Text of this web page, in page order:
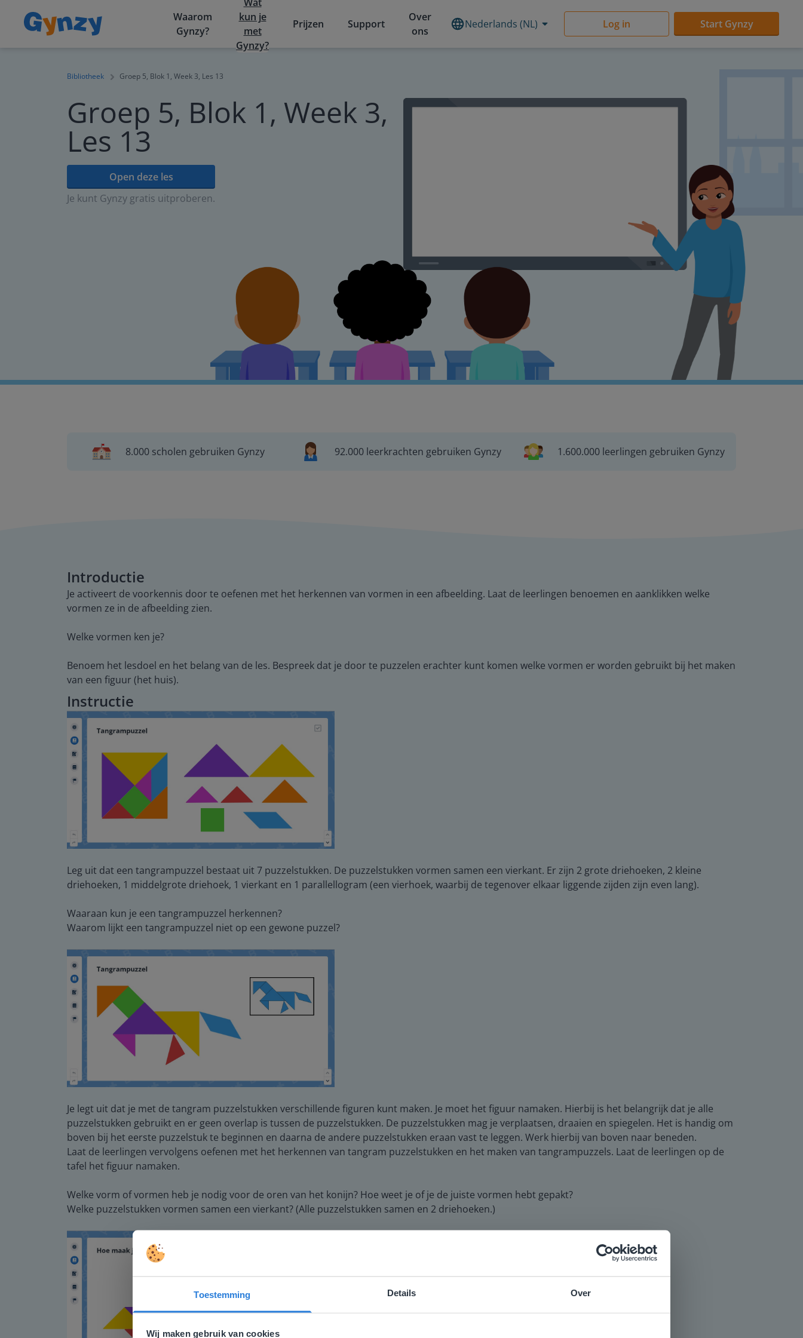
Toestemming Details Over
Wij maken gebruik van cookies
Waarom
Gynzy?
kun je
met
Gynzy?
Prijzen Support
Over
ons
Nederlands (NL) Log in Start Gynzy
Bibliotheek Groep 5, Blok 1, Week 3, Les 13
Groep 5, Blok 1, Week 3,
Les 13
Open deze les
Je kunt Gynzy gratis uitproberen.
8.000 scholen gebruiken Gynzy 92.000 leerkrachten gebruiken Gynzy 1.600.000 leerlingen gebruiken Gynzy
Introductie
Je activeert de voorkennis door te oefenen met het herkennen van vormen in een afbeelding. Laat de leerlingen benoemen en aanklikken welke
vormen ze in de afbeelding zien.
Welke vormen ken je?
Benoem het lesdoel en het belang van de les. Bespreek dat je door te puzzelen erachter kunt komen welke vormen er worden gebruikt bij het maken
van een figuur (het huis).
Instructie
Leg uit dat een tangrampuzzel bestaat uit 7 puzzelstukken. De puzzelstukken vormen samen een vierkant. Er zijn 2 grote driehoeken, 2 kleine
driehoeken, 1 middelgrote driehoek, 1 vierkant en 1 parallellogram (een vierhoek, waarbij de tegenover elkaar liggende zijden zijn even lang).
Waaraan kun je een tangrampuzzel herkennen?
Waarom lijkt een tangrampuzzel niet op een gewone puzzel?
Je legt uit dat je met de tangram puzzelstukken verschillende figuren kunt maken. Je moet het figuur namaken. Hierbij is het belangrijk dat je alle
puzzelstukken gebruikt en er geen overlap is tussen de puzzelstukken. De puzzelstukken mag je verplaatsen, draaien en spiegelen. Het is handig om
boven bij het eerste puzzelstuk te beginnen en daarna de andere puzzelstukken eraan vast te leggen. Werk hierbij van boven naar beneden.
Laat de leerlingen vervolgens oefenen met het herkennen van tangram puzzelstukken en het maken van tangrampuzzels. Laat de leerlingen op de
tafel het figuur namaken.
Welke vorm of vormen heb je nodig voor de oren van het konijn? Hoe weet je of je de juiste vormen hebt gepakt?
Welke puzzelstukken vormen samen een vierkant? (Alle puzzelstukken samen en 2 driehoeken.)
Deze website komt niet overeen met je locatie
Gezien je locatie, denken we dat je misschien liever naar de website voor